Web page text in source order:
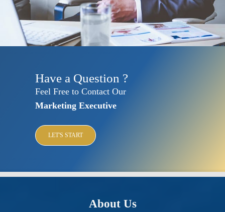
Have a Question ?
Feel Free to Contact Our
Marketing Executive
LET'S START
About Us